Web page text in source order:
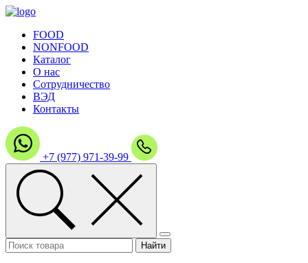
FOOD
NONFOOD
Каталог
О нас
Сотрудничество
ВЭД
Контакты
+7 (977) 971-39-99